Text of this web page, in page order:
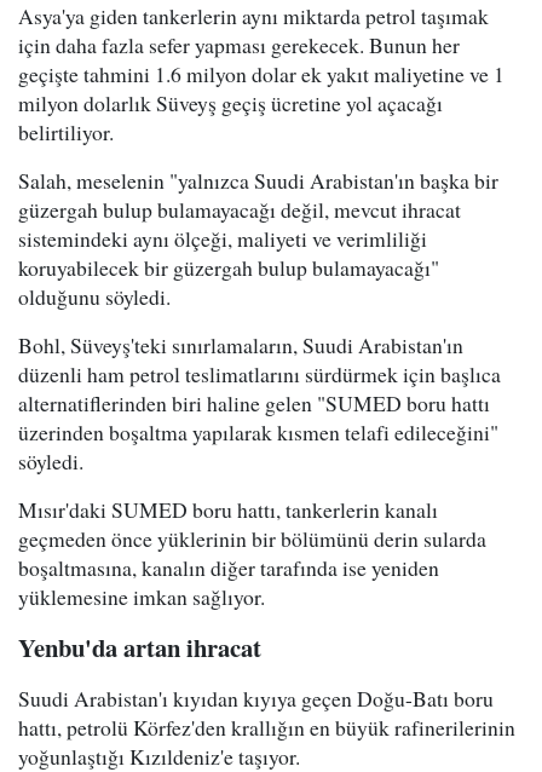
Asya'ya giden tankerlerin aynı miktarda petrol taşımak
için daha fazla sefer yapması gerekecek. Bunun her
geçişte tahmini 1.6 milyon dolar ek yakıt maliyetine ve 1
milyon dolarlık Süveyş geçiş ücretine yol açacağı
belirtiliyor.
Salah, meselenin "yalnızca Suudi Arabistan'ın başka bir
güzergah bulup bulamayacağı değil, mevcut ihracat
sistemindeki aynı ölçeği, maliyeti ve verimliliği
koruyabilecek bir güzergah bulup bulamayacağı"
olduğunu söyledi.
Bohl, Süveyş'teki sınırlamaların, Suudi Arabistan'ın
düzenli ham petrol teslimatlarını sürdürmek için başlıca
alternatiflerinden biri haline gelen "SUMED boru hattı
üzerinden boşaltma yapılarak kısmen telafi edileceğini"
söyledi.
Mısır'daki SUMED boru hattı, tankerlerin kanalı
geçmeden önce yüklerinin bir bölümünü derin sularda
boşaltmasına, kanalın diğer tarafında ise yeniden
yüklemesine imkan sağlıyor.
Yenbu'da artan ihracat
Suudi Arabistan'ı kıyıdan kıyıya geçen Doğu-Batı boru
hattı, petrolü Körfez'den krallığın en büyük rafinerilerinin
yoğunlaştığı Kızıldeniz'e taşıyor.